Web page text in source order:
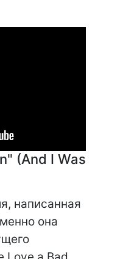
(And I Was
написанная
она